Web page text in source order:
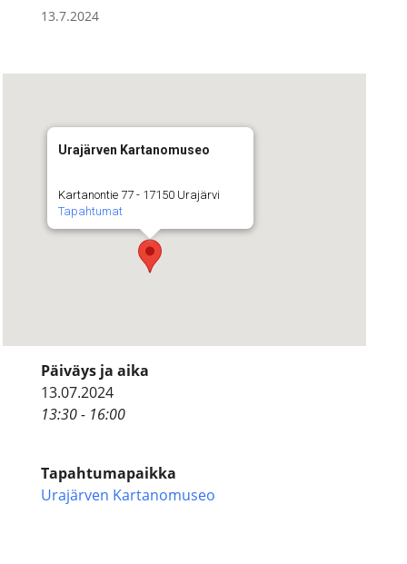
13.7.2024
Urajärven Kartanomuseo
Kartanontie 77 - 17150 Urajärvi
Tapahtumat
Päiväys ja aika
13.07.2024
13:30 - 16:00
Tapahtumapaikka
Urajärven Kartanomuseo